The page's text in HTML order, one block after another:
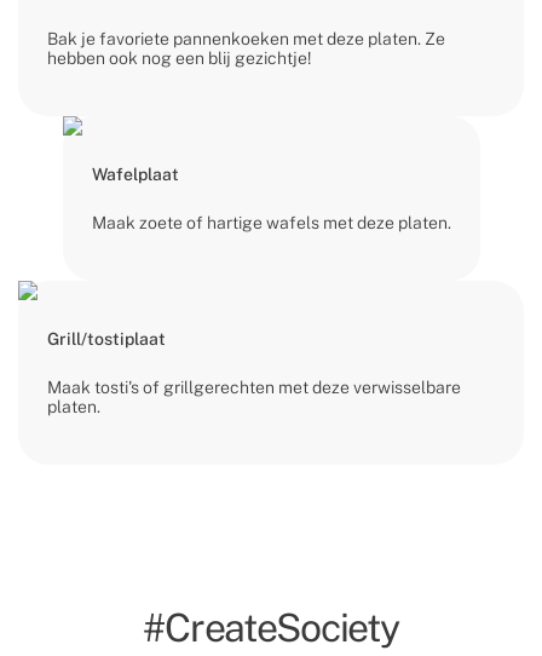
Bak je favoriete pannenkoeken met deze platen. Ze
hebben ook nog een blij gezichtje!
Wafelplaat
Maak zoete of hartige wafels met deze platen.
Grill/tostiplaat
Maak tosti's of grillgerechten met deze verwisselbare
platen.
#CreateSociety